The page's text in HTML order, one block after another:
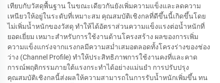
เทียบกับวัสดุพื้นฐาน ในขณะเดียวกันยังเพิ่มความแข็งและลดความ
เหนียวให้อยู่ในระดับที่เหมาะสม คุณสมบัติเชิงกลที่ดีขึ้นนี้เกิดขึ้นโดย
ไม่เพิ่มน้ำหนักของวัสดุ ทำให้ได้อัตราส่วนความแข็งแรงต่อน้ำหนักที่
ยอดเยี่ยม เหมาะสำหรับการใช้งานด้านโครงสร้าง ผลของการเพิ่ม
ความแข็งแกร่งจากแรงกลมีความสม่ำเสมอตลอดทั้งโครงร่างของช่อง
ว่าง (Channel Profile) ทำให้ประสิทธิภาพการใช้งานคงที่และคาด
การณ์พฤติกรรมภายใต้แรงกระทำได้อย่างแม่นยำ การปรับปรุง
คุณสมบัติเชิงกลนี้ส่งผลให้ความสามารถในการรับน้ำหนักเพิ่มขึ้น ทน